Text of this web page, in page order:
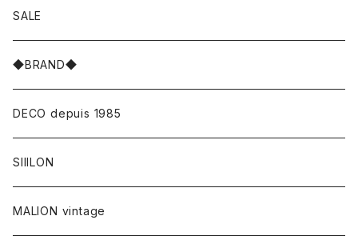
SALE
◆BRAND◆
DECO depuis 1985
SIIILON
MALION vintage